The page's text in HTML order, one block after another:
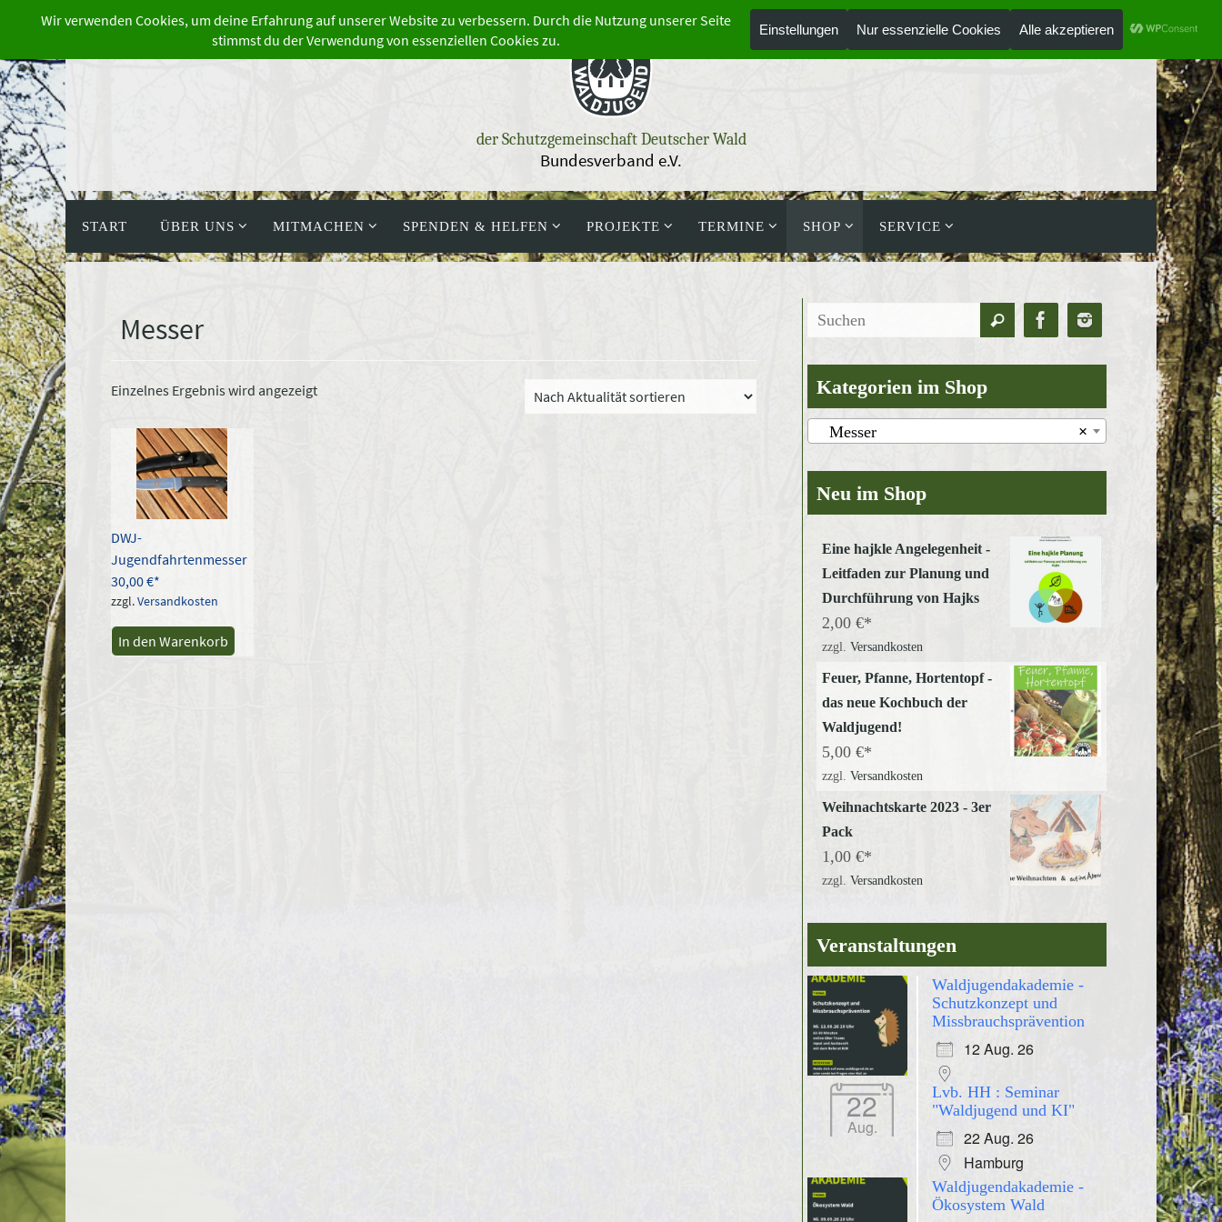
der Schutzgemeinschaft Deutscher Wald
Bundesverband e.V.
Zum
Inhalt
springen
START ÜBER UNS MITMACHEN SPENDEN & HELFEN PROJEKTE TERMINE SHOP SERVICE
Messer
Einzelnes Ergebnis wird angezeigt
DWJ-
Jugendfahrtenmesser
30,00€
zzgl.Versandkosten
In den Warenkorb
Suchen
nach:
Suchen
Kategorien im Shop
×
Messer
Neu im Shop
Eine hajkle Angelegenheit -
Leitfaden zur Planung und
Durchführung von Hajks
2,00 €
zzgl. Versandkosten
Feuer, Pfanne, Hortentopf -
das neue Kochbuch der
Waldjugend!
5,00 €
zzgl. Versandkosten
Weihnachtskarte 2023 - 3er
Pack
1,00 €
zzgl. Versandkosten
Veranstaltungen
Waldjugendakademie -
Schutzkonzept und
Missbrauchsprävention
12 Aug. 26
22
Aug.
Lvb. HH : Seminar
"Waldjugend und KI"
22 Aug. 26
Hamburg
Waldjugendakademie -
Ökosystem Wald